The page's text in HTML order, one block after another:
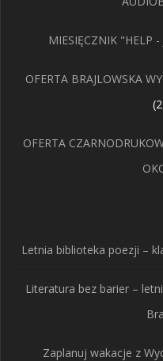
MIESIĘCZNIK "HELP -
OFERTA BRAJLOWSKA
OFERTA
Letnia biblioteka poezji –
Literatura bez barier –
Zaplanuj wakacje z